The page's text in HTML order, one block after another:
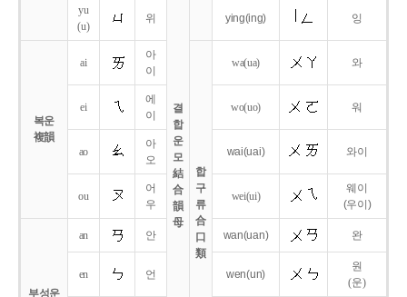
결
합
운
모
結
合
韻
母
yu
(u)
위 ying(ing) 잉
복운
複韻
ai
아
이
합
구
류
合
口
類
wa(ua) 와
ei
에
이
wo(uo) 워
ao
아
오
wai(uai) 와이
ou
어
우
wei(ui)
웨이
(우이)
부성운
an 안 wan(uan) 완
en 언 wen(un)
원
(운)